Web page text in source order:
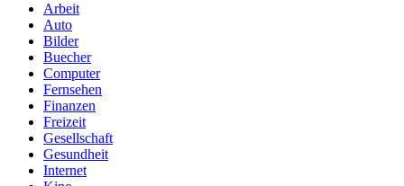
Arbeit
Auto
Bilder
Buecher
Computer
Fernsehen
Finanzen
Freizeit
Gesellschaft
Gesundheit
Internet